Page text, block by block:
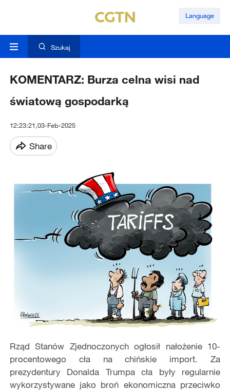
Language
Szukaj
KOMENTARZ: Burza celna wisi nad
światową gospodarką
12:23:21,03-Feb-2025
Share
Rząd Stanów Zjednoczonych ogłosił nałożenie 10-
procentowego cła na chińskie import. Za
prezydentury Donalda Trumpa cła były regularnie
wykorzystywane jako broń ekonomiczna przeciwko